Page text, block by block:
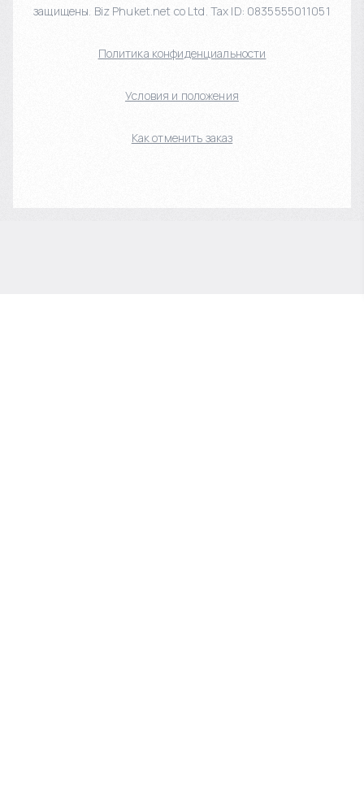
защищены. Biz Phuket.net co Ltd. Tax ID: 0835555011051
Политика конфиденциальности
Условия и положения
Как отменить заказ